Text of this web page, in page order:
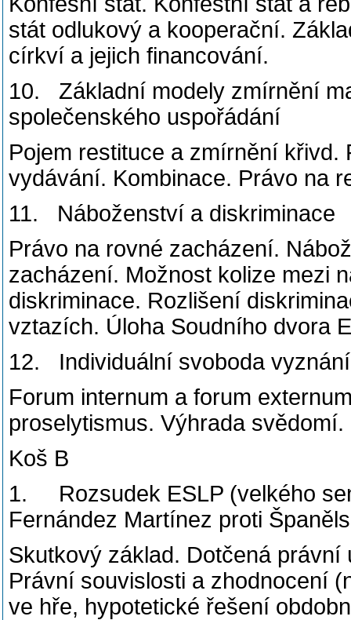
stát odlukový a kooperační.
církví a jejich financování.
10. Základní modely zmírnění
společenského uspořádání
Pojem restituce a zmírnění
vydávání. Kombinace. Právo na
11. Náboženství a diskriminace
Právo na rovné zacházení.
zacházení. Možnost kolize mezi
diskriminace. Rozlišení
vztazích. Úloha Soudního dvora
12. Individuální svoboda vyznání
Forum internum a forum
proselytismus. Výhrada
Koš B
1. Rozsudek ESLP (velkého
Fernández Martínez proti
Skutkový základ. Dotčená
Právní souvislosti a zhodnocení
ve hře, hypotetické řešení